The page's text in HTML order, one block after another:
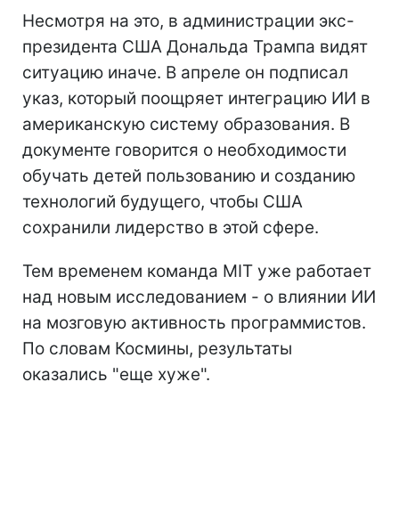
Несмотря на это, в администрации экс-
президента США Дональда Трампа видят
ситуацию иначе. В апреле он подписал
указ, который поощряет интеграцию ИИ в
американскую систему образования. В
документе говорится о необходимости
обучать детей пользованию и созданию
технологий будущего, чтобы США
сохранили лидерство в этой сфере.
Тем временем команда MIT уже работает
над новым исследованием - о влиянии ИИ
на мозговую активность программистов.
По словам Космины, результаты
оказались "еще хуже".